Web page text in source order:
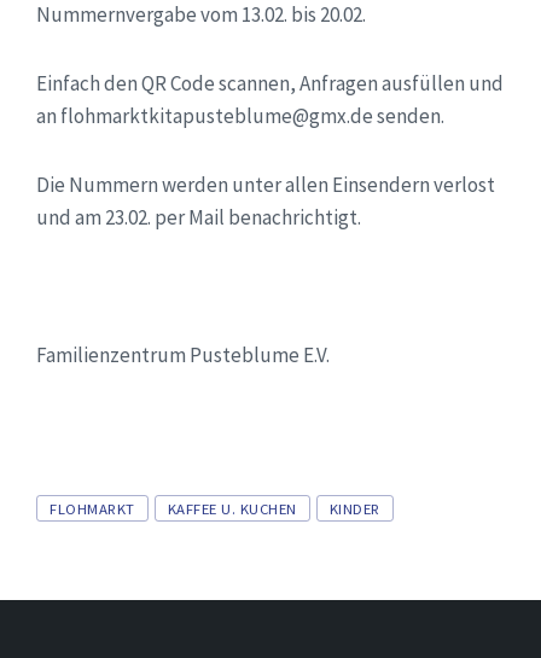
Nummernvergabe vom 13.02. bis 20.02.
Einfach den QR Code scannen, Anfragen ausfüllen und
an flohmarktkitapusteblume@gmx.de senden.
Die Nummern werden unter allen Einsendern verlost
und am 23.02. per Mail benachrichtigt.
Familienzentrum Pusteblume E.V.
Tags
FLOHMARKT KAFFEE U. KUCHEN KINDER